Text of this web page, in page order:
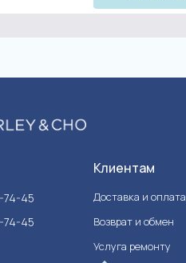
74-45
74-45
Клиентам
Доставка и оплата
Возврат и обмен
Услуга ремонту